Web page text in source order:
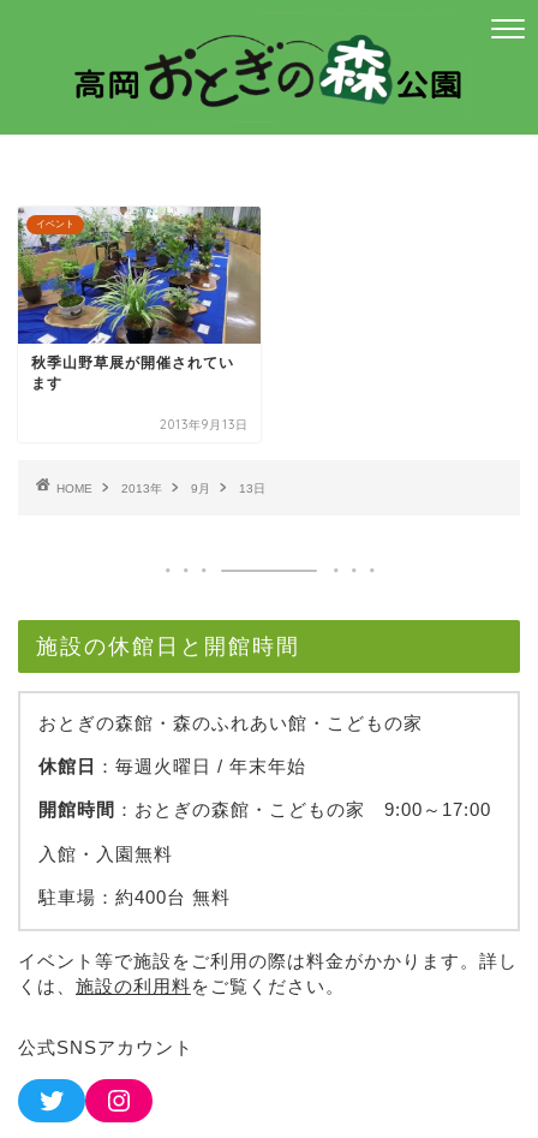
イベント
秋季山野草展が開催されてい
ます
2013年9月13日
HOME 2013年 9月 13日
施設の休館日と開館時間
おとぎの森館・森のふれあい館・こどもの家
休館日 ：毎週火曜日 / 年末年始
開館時間 ：おとぎの森館・こどもの家 9:00～17:00
入館・入園無料
駐車場：約400台 無料
イベント等で施設をご利用の際は料金がかかります。詳し
くは、 施設の利用料をご覧ください。
公式SNSアカウント